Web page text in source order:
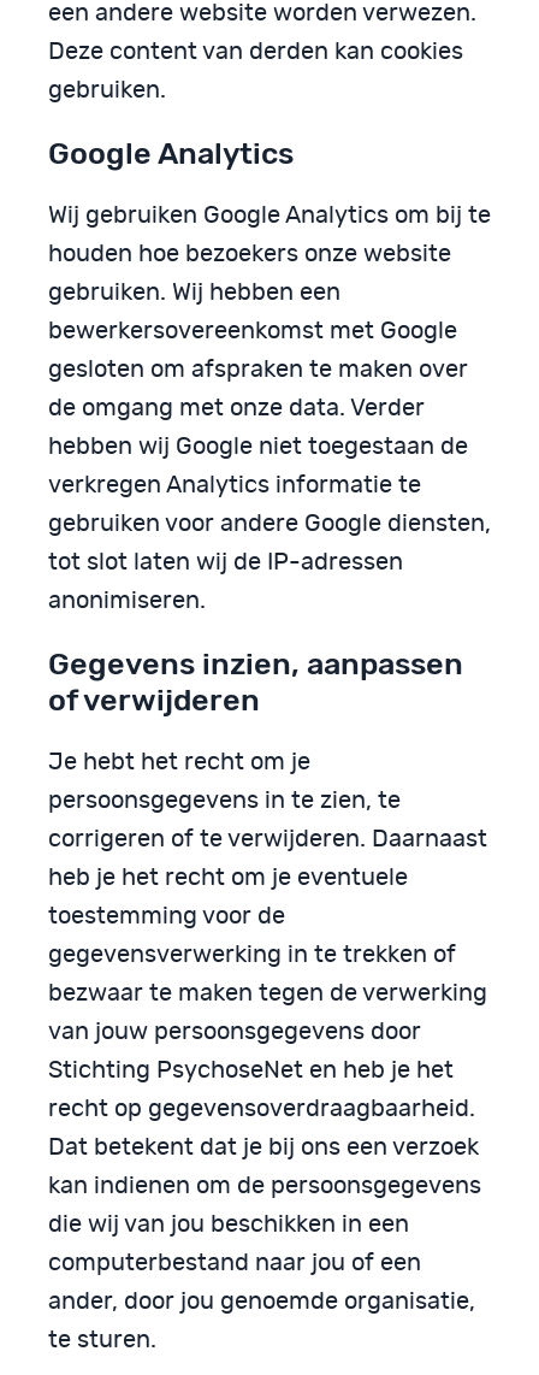
een andere website worden verwezen.
Deze content van derden kan cookies
gebruiken.
Google Analytics
Wij gebruiken Google Analytics om bij te
houden hoe bezoekers onze website
gebruiken. Wij hebben een
bewerkersovereenkomst met Google
gesloten om afspraken te maken over
de omgang met onze data. Verder
hebben wij Google niet toegestaan de
verkregen Analytics informatie te
gebruiken voor andere Google diensten,
tot slot laten wij de IP-adressen
anonimiseren.
Gegevens inzien, aanpassen
of verwijderen
Je hebt het recht om je
persoonsgegevens in te zien, te
corrigeren of te verwijderen. Daarnaast
heb je het recht om je eventuele
toestemming voor de
gegevensverwerking in te trekken of
bezwaar te maken tegen de verwerking
van jouw persoonsgegevens door
Stichting PsychoseNet en heb je het
recht op gegevensoverdraagbaarheid.
Dat betekent dat je bij ons een verzoek
kan indienen om de persoonsgegevens
die wij van jou beschikken in een
computerbestand naar jou of een
ander, door jou genoemde organisatie,
te sturen.